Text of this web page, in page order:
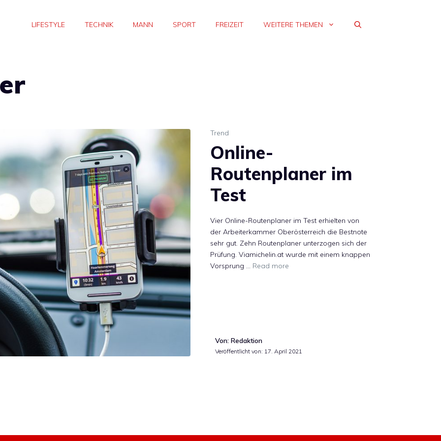
LIFESTYLE TECHNIK MANN SPORT FREIZEIT WEITERE THEMEN
Trend
Online-
Routenplaner im
Test
Vier Online-Routenplaner im Test erhielten von
der Arbeiterkammer Oberösterreich die Bestnote
sehr gut. Zehn Routenplaner unterzogen sich der
Prüfung. Viamichelin.at wurde mit einem knappen
Vorsprung … Read more
Von: Redaktion
Veröffentlicht von: 17. April 2021